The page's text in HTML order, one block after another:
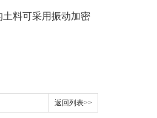
料可采用振动加密
返回列表>>